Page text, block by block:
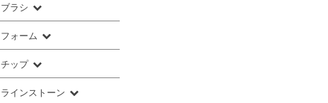
ブラシ
フォーム
チップ
ラインストーン